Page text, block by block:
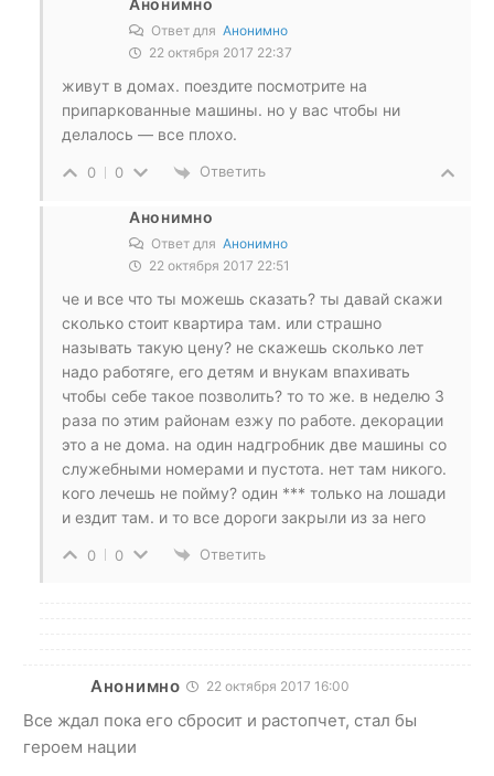
Анонимно
Ответ для Анонимно
22 октября 2017 22:37
живут в домах. поездите посмотрите на
припаркованные машины. но у вас чтобы ни
делалось — все плохо.
0 0 Ответить
Анонимно
Ответ для Анонимно
22 октября 2017 22:51
че и все что ты можешь сказать? ты давай скажи
сколько стоит квартира там. или страшно
называть такую цену? не скажешь сколько лет
надо работяге, его детям и внукам впахивать
чтобы себе такое позволить? то то же. в неделю 3
раза по этим районам езжу по работе. декорации
это а не дома. на один надгробник две машины со
служебными номерами и пустота. нет там никого.
кого лечешь не пойму? один *** только на лошади
и ездит там. и то все дороги закрыли из за него
0 0 Ответить
Анонимно 22 октября 2017 16:00
Все ждал пока его сбросит и растопчет, стал бы
героем нации